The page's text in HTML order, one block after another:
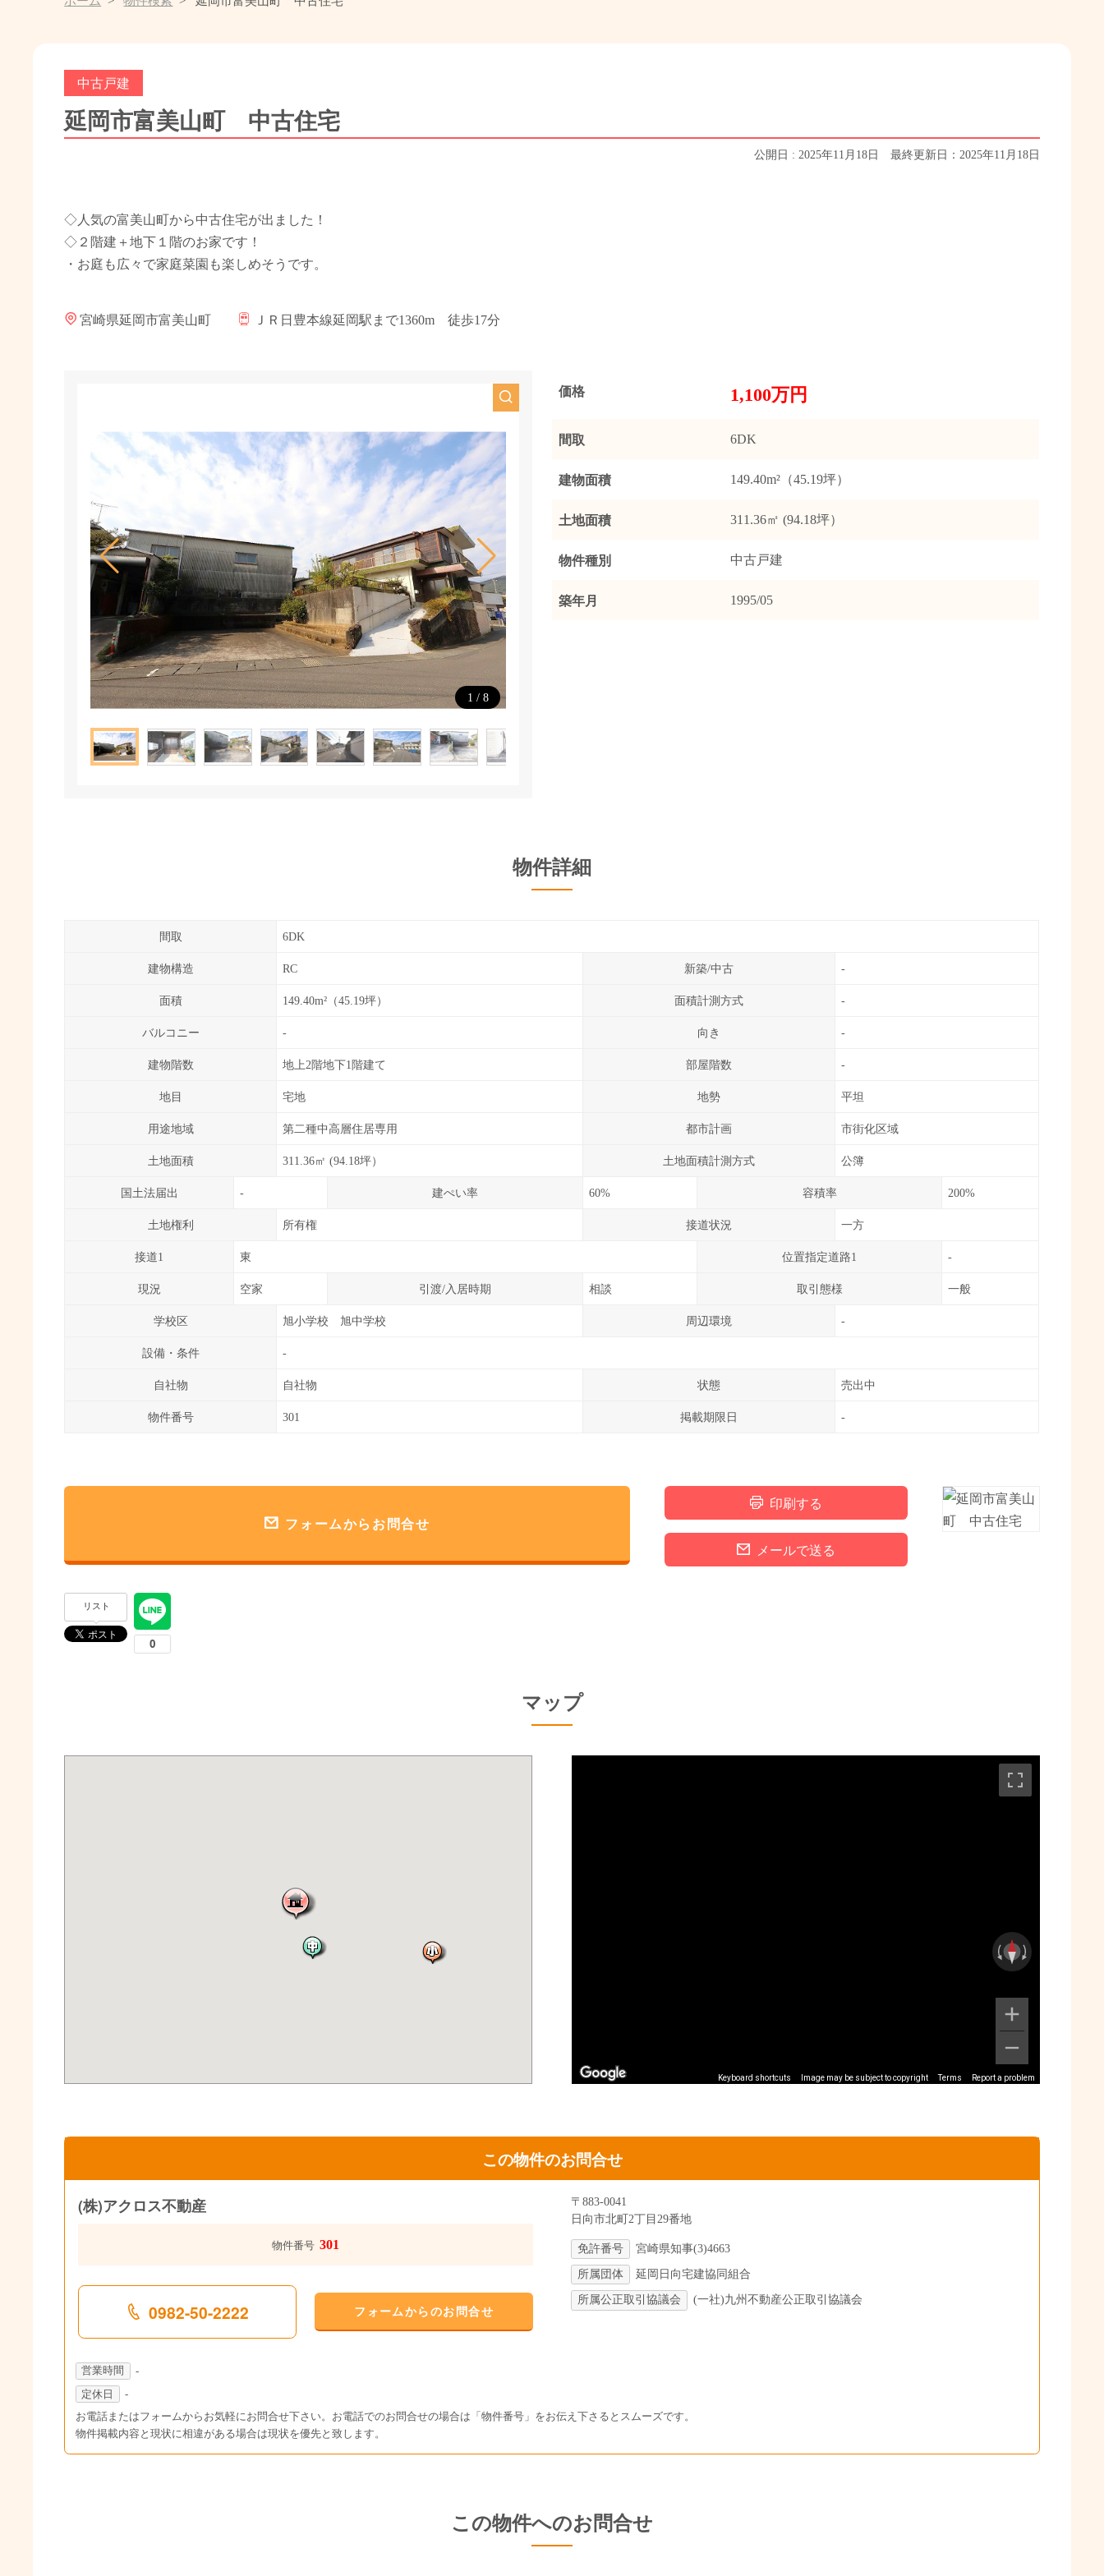
中古戸建
延岡市富美山町 中古住宅
公開日 : 2025年11月18日 最終更新日：2025年11月18日
◇人気の富美山町から中古住宅が出ました！
◇２階建＋地下１階のお家です！
・お庭も広々で家庭菜園も楽しめそうです。
宮崎県延岡市富美山町 ＪＲ日豊本線延岡駅まで1360m 徒歩17分
1 / 8
価格 1,100万円
間取 6DK
建物面積 149.40m²（45.19坪）
土地面積 311.36㎡ (94.18坪）
物件種別 中古戸建
築年月 1995/05
物件詳細
間取 6DK
建物構造 RC 新築/中古 -
面積 149.40m²（45.19坪） 面積計測方式 -
バルコニー - 向き -
建物階数 地上2階地下1階建て 部屋階数 -
地目 宅地 地勢 平坦
用途地域 第二種中高層住居専用 都市計画 市街化区域
土地面積 311.36㎡ (94.18坪） 土地面積計測方式 公簿
国土法届出 - 建ぺい率 60% 容積率 200%
土地権利 所有権 接道状況 一方
接道1 東 位置指定道路1 -
現況 空家 引渡/入居時期 相談 取引態様 一般
学校区 旭小学校 旭中学校 周辺環境 -
設備・条件 -
自社物 自社物 状態 売出中
物件番号 301 掲載期限日 -
フォームからお問合せ
印刷する
メールで送る
リスト
マップ
Keyboard shortcuts Image may be subject to copyright Terms Report a problem
この物件のお問合せ
(株)アクロス不動産
物件番号 301
0982-50-2222 フォームからのお問合せ
〒883-0041
日向市北町2丁目29番地
免許番号 宮崎県知事(3)4663
所属団体 延岡日向宅建協同組合
所属公正取引協議会 (一社)九州不動産公正取引協議会
営業時間 -
定休日
-
お電話またはフォームからお気軽にお問合せ下さい。お電話でのお問合せの場合は「物件番号」をお伝え下さるとスムーズです。
物件掲載内容と現状に相違がある場合は現状を優先と致します。
この物件へのお問合せ